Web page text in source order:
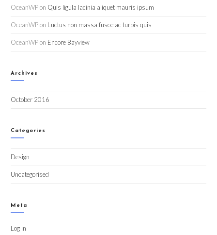
OceanWPon Quis ligula lacinia aliquet mauris ipsum
OceanWPon Luctus non massa fusce ac turpis quis
OceanWPon Encore Bayview
Archives
October 2016
Categories
Design
Uncategorised
Meta
Log in